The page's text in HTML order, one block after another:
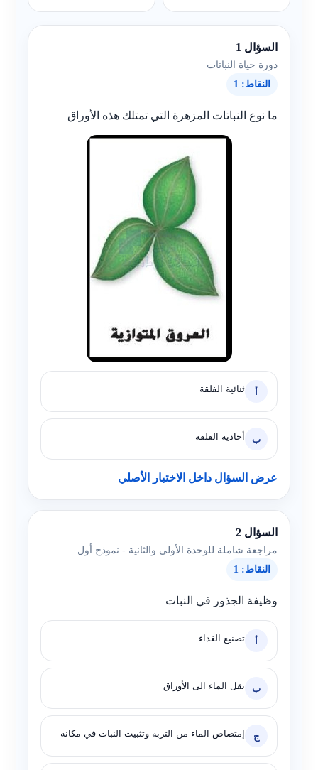
السؤال 1
دورة حياة النباتات
النقاط: 1
ما نوع النباتات المزهرة التي تمتلك هذه الأوراق
أ ثنائية الفلقة
ب أحادية الفلقة
عرض السؤال داخل الاختبار الأصلي
السؤال 2
مراجعة شاملة للوحدة الأولى والثانية - نموذج أول
النقاط: 1
وظيفة الجذور في النبات
أ تصنيع الغذاء
ب نقل الماء الى الأوراق
ج إمتصاص الماء من التربة وتثبيت النبات في مكانه